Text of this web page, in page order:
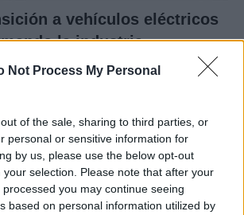
Not Process My Personal
of the sale, sharing to third parties, or
personal or sensitive information for
by us, please use the below opt-out
selection. Please note that after your
you may continue seeing
based on personal information utilized by
a vehículos eléctricos
la industria
europea enfrenta una transformación